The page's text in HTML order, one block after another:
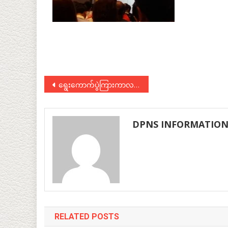
Post
navigation
ရွေးကောက်ပွဲကြားကာလ နိုင်ငံရေးပါတီများ၏ လုပ်ငန်းနှင့် အခန်းကဏ္ဍ အလုပ်ရုံဆွေးနွေးပွဲ
DPNS INFORMATION
RELATED POSTS